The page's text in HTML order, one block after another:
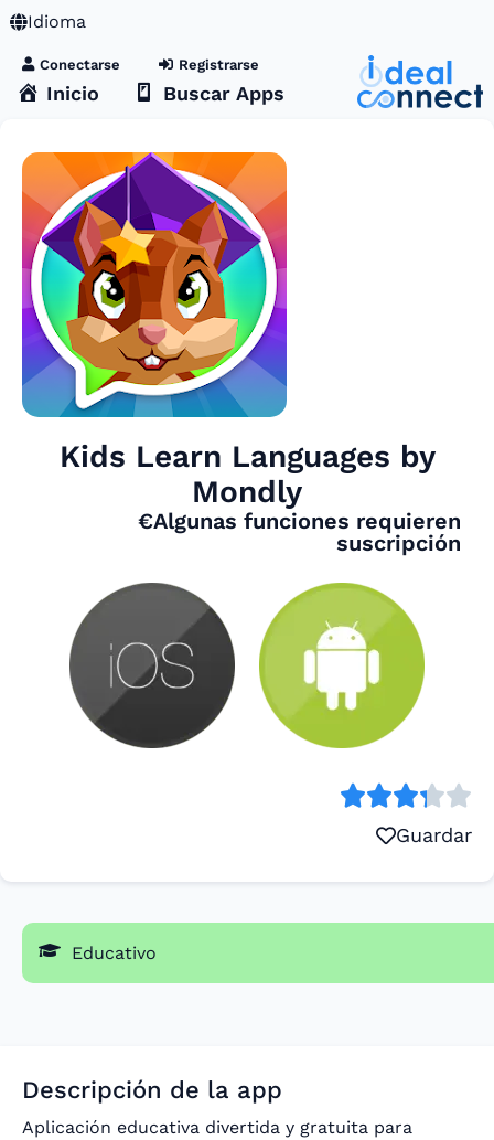
Idioma
Conectarse Registrarse
Inicio Buscar Apps
Kids Learn Languages by
Mondly
€Algunas funciones requieren
suscripción
Guardar
Educativo
Descripción de la app
Aplicación educativa divertida y gratuita para